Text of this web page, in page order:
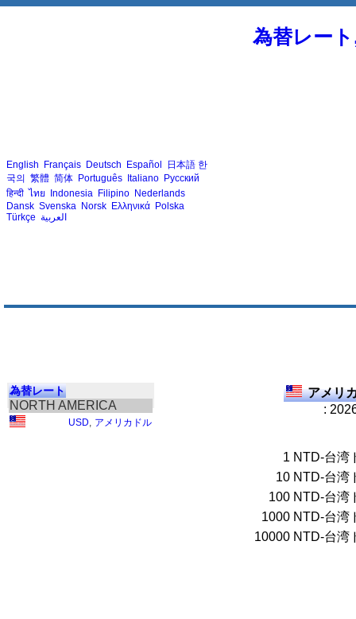
為替レー
English Français Deutsch Español 日本語 한
국의 繁體 简体 Português Italiano Русский
हिन्दी ไทย Indonesia Filipino Nederlands
Dansk Svenska Norsk Ελληνικά Polska
Türkçe العربية
為替レート
NORTH AMERICA
USD アメリカドル
アメリ
:
1 NTD-台湾
10 NTD-台湾
100 NTD-台湾
1000 NTD-台湾
10000 NTD-台湾